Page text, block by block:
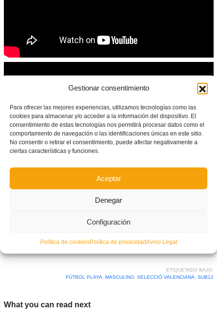
Gestionar consentimiento
Para ofrecer las mejores experiencias, utilizamos tecnologías como las
cookies para almacenar y/o acceder a la información del dispositivo. El
consentimiento de estas tecnologías nos permitirá procesar datos como el
comportamiento de navegación o las identificaciones únicas en este sitio.
No consentir o retirar el consentimiento, puede afectar negativamente a
ciertas características y funciones.
Aceptar
Denegar
Configuración
Política de cookiesPolítica de privacidadAviso Legal
ETIQUETADO BAJO:
FÚTBOL PLAYA
MASCULINO, SELECCIÓ VALENCIANA SUB12
What you can read next